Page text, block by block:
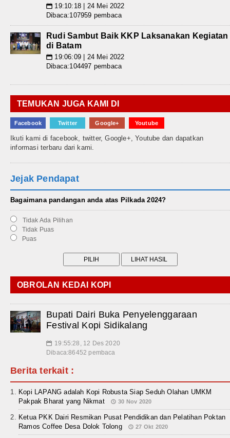
📅 19:10:18 | 24 Mei 2022
Dibaca:107959 pembaca
Rudi Sambut Baik KKP Laksanakan Kegiatan
di Batam
📅 19:06:09 | 24 Mei 2022
Dibaca:104497 pembaca
TEMUKAN JUGA KAMI DI
Facebook Twitter Google+ Youtube
Ikuti kami di facebook, twitter, Google+, Youtube dan dapatkan
informasi terbaru dari kami.
Jejak Pendapat
Bagaimana pandangan anda atas Pilkada 2024?
Tidak Ada Pilihan
Tidak Puas
Puas
OBROLAN KEDAI KOPI
Bupati Dairi Buka Penyelenggaraan
Festival Kopi Sidikalang
📅 19:55:28, 12 Des 2020
Dibaca:86452 pembaca
Berita terkait :
Kopi LAPANG adalah Kopi Robusta Siap Seduh Olahan UMKM
Pakpak Bharat yang Nikmat
30 Nov 2020
Ketua PKK Dairi Resmikan Pusat Pendidikan dan Pelatihan Poktan
Ramos Coffee Desa Dolok Tolong
27 Okt 2020